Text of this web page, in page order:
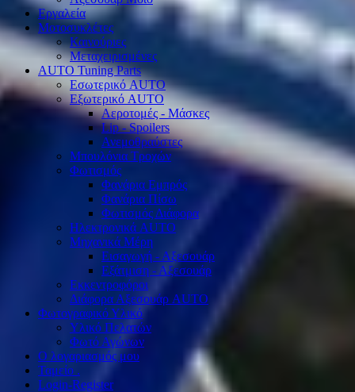
Εργαλεία
Μοτοσυκλέτες
Καινούριες
Μεταχειρισμένες
AUTO Tuning Parts
Εσωτερικό AUTO
Εξωτερικό AUTO
Αεροτομές - Μάσκες
Lip - Spoilers
Ανεμοθραύστες
Μπουλόνια Τροχών
Φωτισμός
Φανάρια Εμπρός
Φανάρια Πίσω
Φωτισμός Διάφορα
Ηλεκτρονικά AUTO
Μηχανικά Μέρη
Εισαγωγή - Αξεσουάρ
Εξάτμιση - Αξεσουάρ
Εκκεντροφόροι
Διάφορα Αξεσουάρ AUTO
Φωτογραφικό Υλικό
Υλικό Πελατών
Φωτό Αγώνων
Ο λογαριασμός μου
Ταμείο .
Login-Register